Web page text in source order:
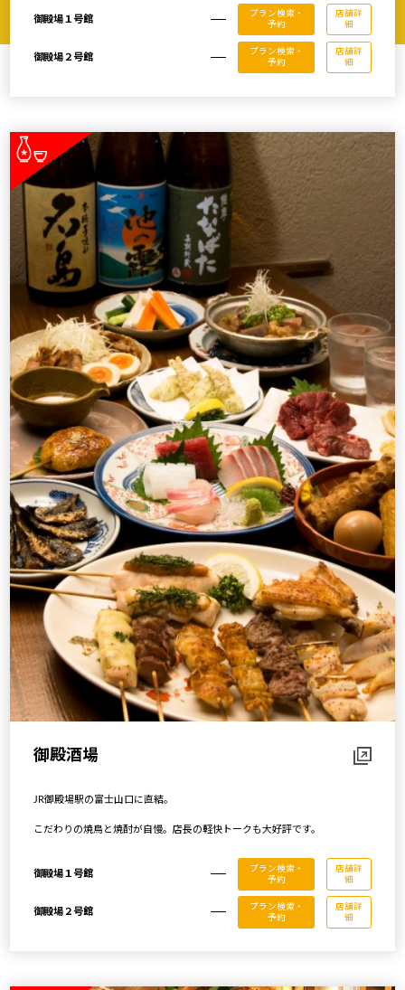
御殿場１号館
プラン検索・
予約
店舗詳
細
御殿場２号館
プラン検索・
予約
店舗詳
細
御殿酒場
JR御殿場駅の富士山口に直結。
こだわりの焼鳥と焼酎が自慢。店長の軽快トークも大好評です。
御殿場１号館
プラン検索・
予約
店舗詳
細
御殿場２号館
プラン検索・
予約
店舗詳
細